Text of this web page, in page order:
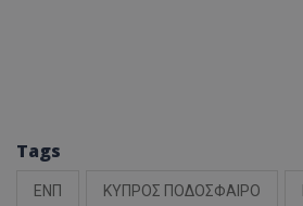
Tags
ΕΝΠ ΚΥΠΡΟΣ ΠΟΔΟΣΦΑΙΡΟ